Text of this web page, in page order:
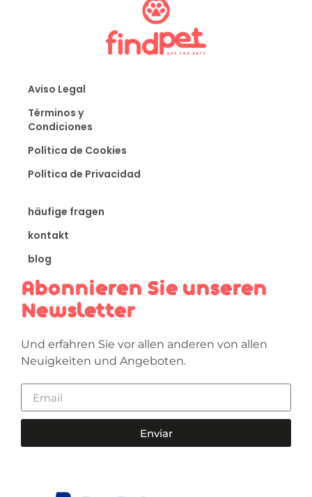
Aviso Legal
Términos y
Condiciones
Política de Cookies
Política de Privacidad
häufige fragen
kontakt
blog
Abonnieren Sie unseren
Newsletter
Und erfahren Sie vor allen anderen von allen
Neuigkeiten und Angeboten.
Enviar